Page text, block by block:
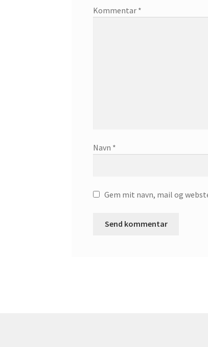
Kommentar *
Navn *
Gem mit navn, mail og